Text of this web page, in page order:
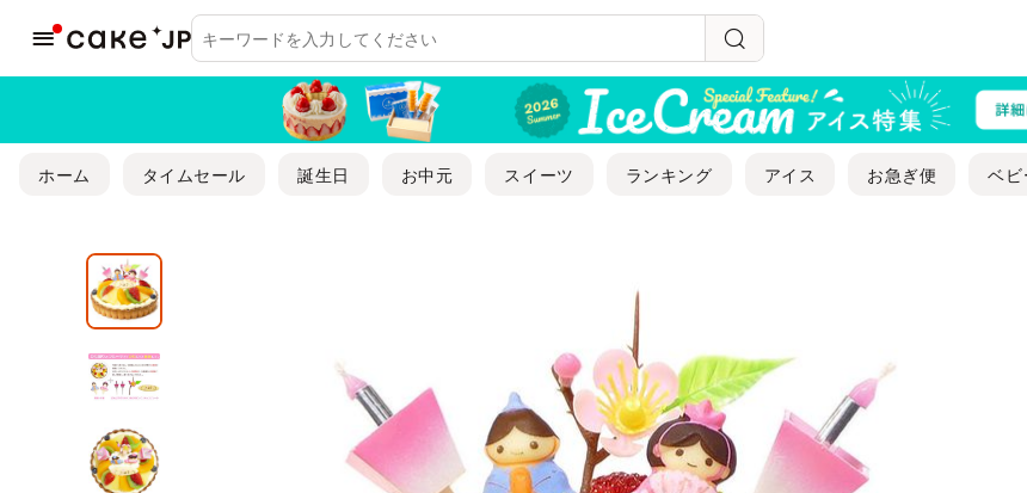
ホーム タイムセール 誕生日 お中元 スイーツ ランキング アイス お急ぎ便 ベビ